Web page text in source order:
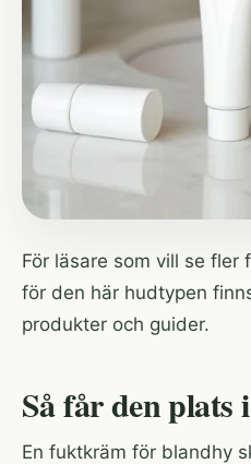
För läsare som vill se fler
för den här hudtypen
produkter och guider.
Så får den plats
En fuktkräm för blandhy